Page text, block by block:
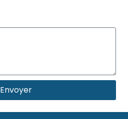
Envoyer